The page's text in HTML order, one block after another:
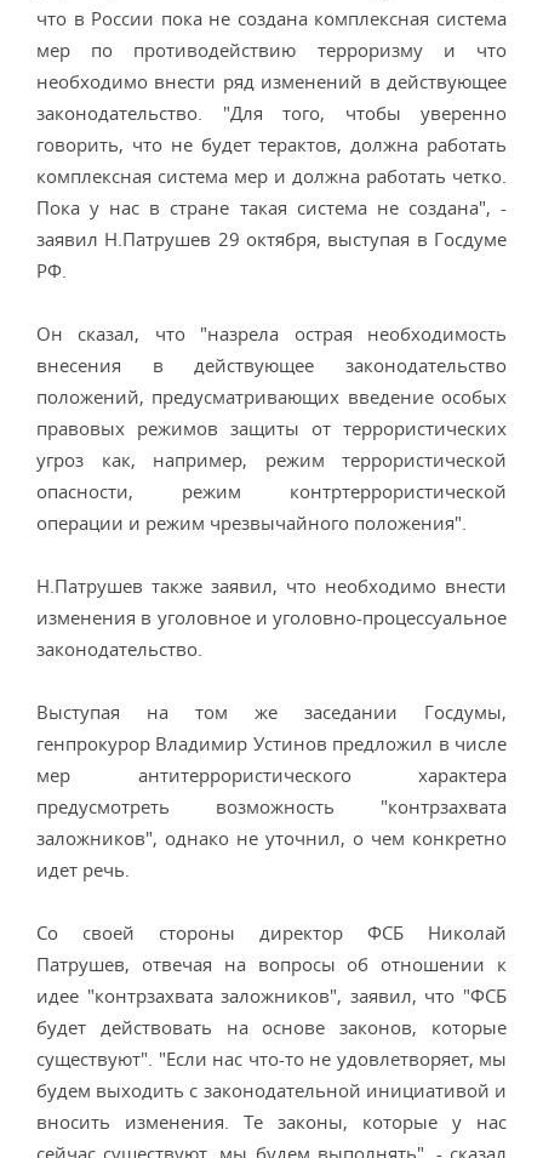
что в России пока не создана комплексная система
мер по противодействию терроризму и что
необходимо внести ряд изменений в действующее
законодательство. "Для того, чтобы уверенно
говорить, что не будет терактов, должна работать
комплексная система мер и должна работать четко.
Пока у нас в стране такая система не создана", -
заявил Н.Патрушев 29 октября, выступая в Госдуме
РФ.
Он сказал, что "назрела острая необходимость
внесения в действующее законодательство
положений, предусматривающих введение особых
правовых режимов защиты от террористических
угроз как, например, режим террористической
опасности, режим контртеррористической
операции и режим чрезвычайного положения".
Н.Патрушев также заявил, что необходимо внести
изменения в уголовное и уголовно-процессуальное
законодательство.
Выступая на том же заседании Госдумы,
генпрокурор Владимир Устинов предложил в числе
мер антитеррористического характера
предусмотреть возможность "контрзахвата
заложников", однако не уточнил, о чем конкретно
идет речь.
Со своей стороны директор ФСБ Николай
Патрушев, отвечая на вопросы об отношении к
идее "контрзахвата заложников", заявил, что "ФСБ
будет действовать на основе законов, которые
существуют". "Если нас что-то не удовлетворяет, мы
будем выходить с законодательной инициативой и
вносить изменения. Те законы, которые у нас
сейчас существуют, мы будем выполнять", - сказал